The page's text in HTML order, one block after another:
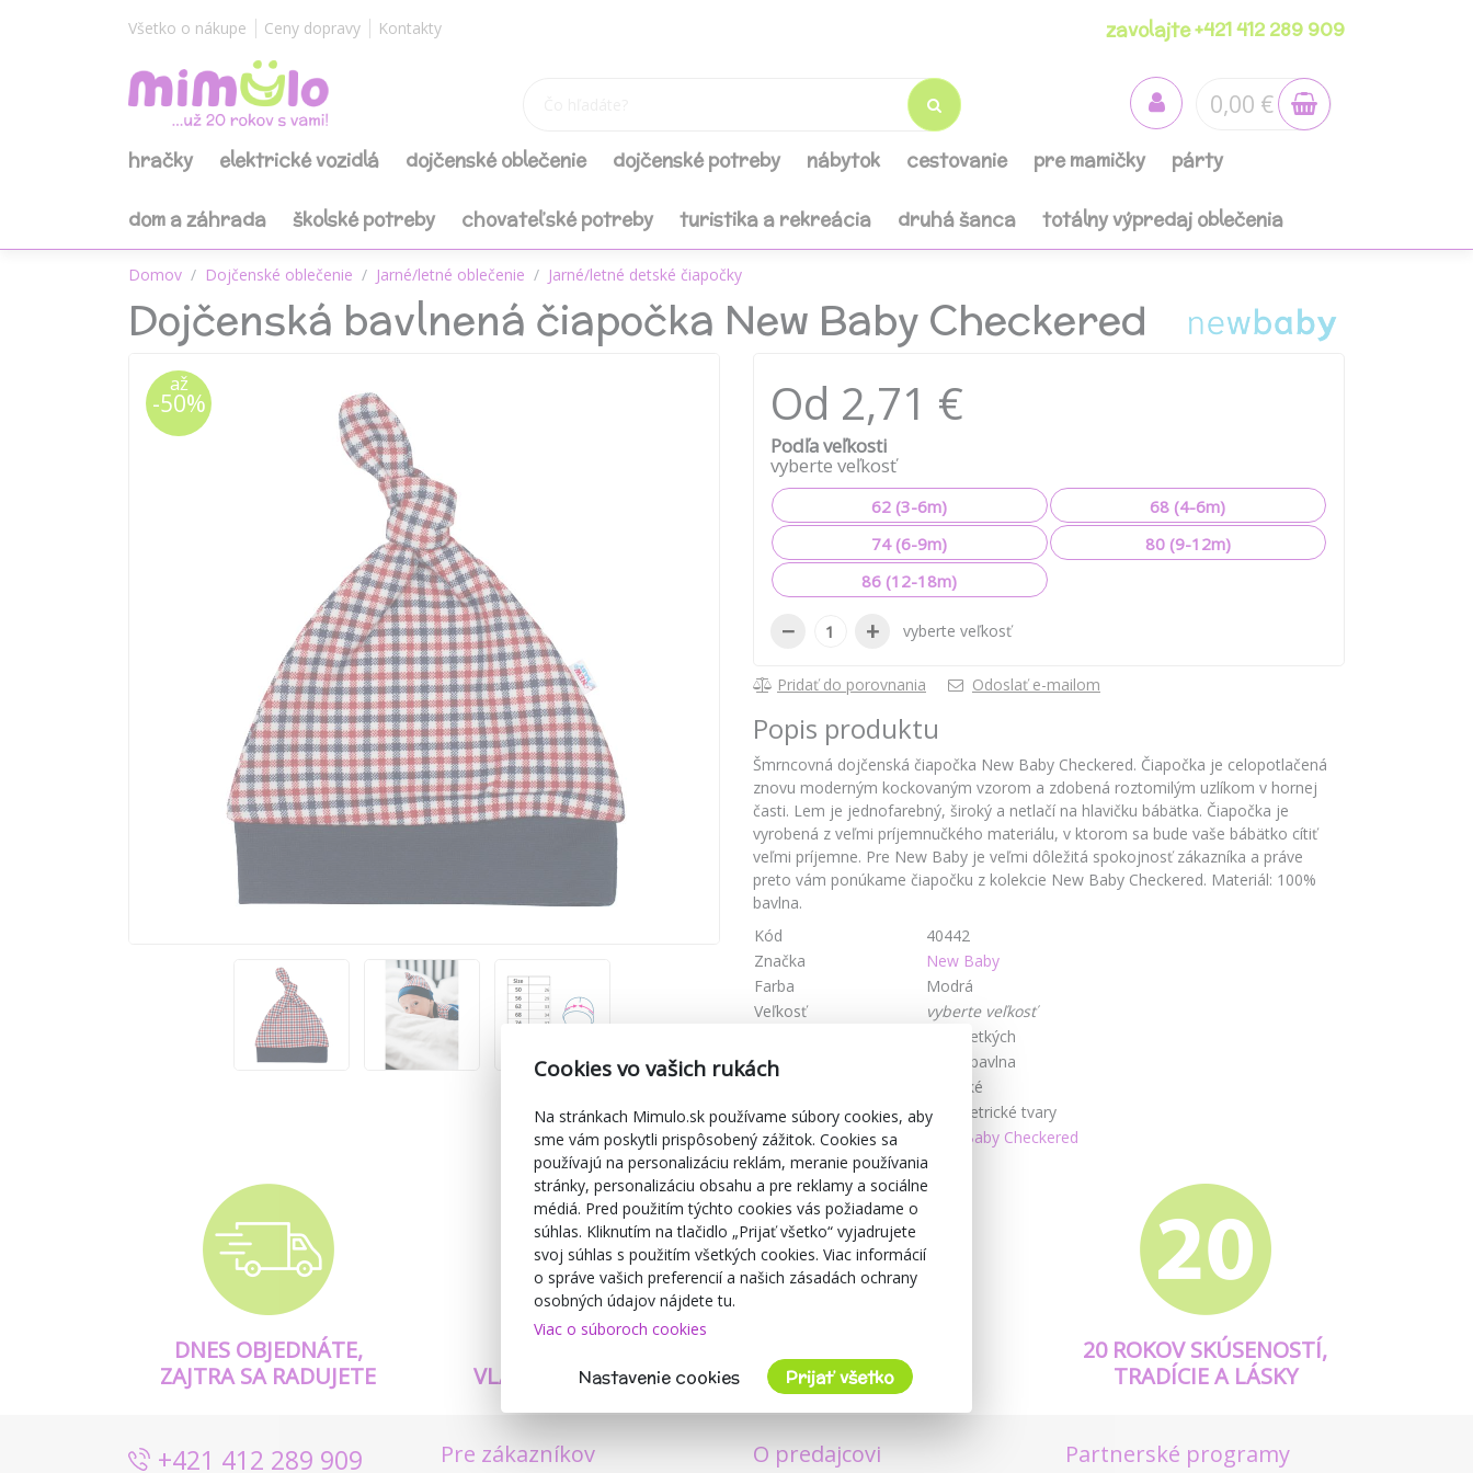
Všetko o nákupe Ceny dopravy Kontakty zavolajte +421 412 289 909
0,00 €
hračky elektrické vozidlá dojčenské oblečenie dojčenské potreby nábytok cestovanie pre mamičky párty
dom a záhrada školské potreby chovateľské potreby turistika a rekreácia druhá šanca totálny výpredaj oblečenia
Domov Dojčenské oblečenie Jarné/letné oblečenie Jarné/letné detské čiapočky
Dojčenská bavlnená čiapočka New Baby Checkered
až
-50% Od 2,71 €
Podľa veľkosti
vyberte veľkosť
62 (3-6m)
68 (4-6m)
74 (6-9m)
80 (9-12m)
86 (12-18m)
− + vyberte veľkosť
Pridať do porovnania Odoslať e-mailom
Popis produktu
Šmrncovná dojčenská čiapočka New Baby Checkered. Čiapočka je celopotlačená
znovu moderným kockovaným vzorom a zdobená roztomilým uzlíkom v hornej
časti. Lem je jednofarebný, široký a netlačí na hlavičku bábätka. Čiapočka je
vyrobená z veľmi príjemnučkého materiálu, v ktorom sa bude vaše bábätko cítiť
veľmi príjemne. Pre New Baby je veľmi dôležitá spokojnosť zákazníka a práve
preto vám ponúkame čiapočku z kolekcie New Baby Checkered. Materiál: 100%
bavlna.
Kód
40442
Značka
New Baby
Farba
Modrá
Veľkosť
vyberte veľkosť
Pre všetkých
Podľa zloženia
100% bavlna
Klasické
Motív
Geometrické tvary
Kolekcia
New Baby Checkered
DNES OBJEDNÁTE,
ZAJTRA SA RADUJETE
VLASTNÉ PRODUKTY
A KVALITA
20 ROKOV SKÚSENOSTÍ,
TRADÍCIE A LÁSKY
+421 412 289 909 Pre zákazníkov O predajcovi Partnerské programy
Cookies vo vašich rukách
Na stránkach Mimulo.sk používame súbory cookies, aby
sme vám poskytli prispôsobený zážitok. Cookies sa
používajú na personalizáciu reklám, meranie používania
stránky, personalizáciu obsahu a pre reklamy a sociálne
médiá. Pred použitím týchto cookies vás požiadame o
súhlas. Kliknutím na tlačidlo „Prijať všetko“ vyjadrujete
svoj súhlas s použitím všetkých cookies. Viac informácií
o správe vašich preferencií a našich zásadách ochrany
osobných údajov nájdete tu.
Viac o súboroch cookies
Nastavenie cookies Prijať všetko